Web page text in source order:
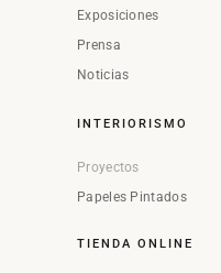
Exposiciones
Prensa
Noticias
INTERIORISMO
Proyectos
Papeles Pintados
TIENDA ONLINE